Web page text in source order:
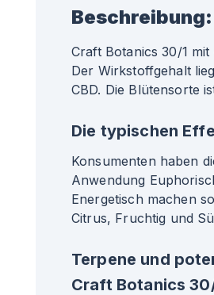
Beschreibung:
Craft Botanics 30/1
Der Wirkstoffgehalt
CBD. Die Blütensorte
Die typischen
Konsumenten haben
Anwendung
Energetisch machen
Citrus, Fruchtig und
Terpene und
Craft Botanics